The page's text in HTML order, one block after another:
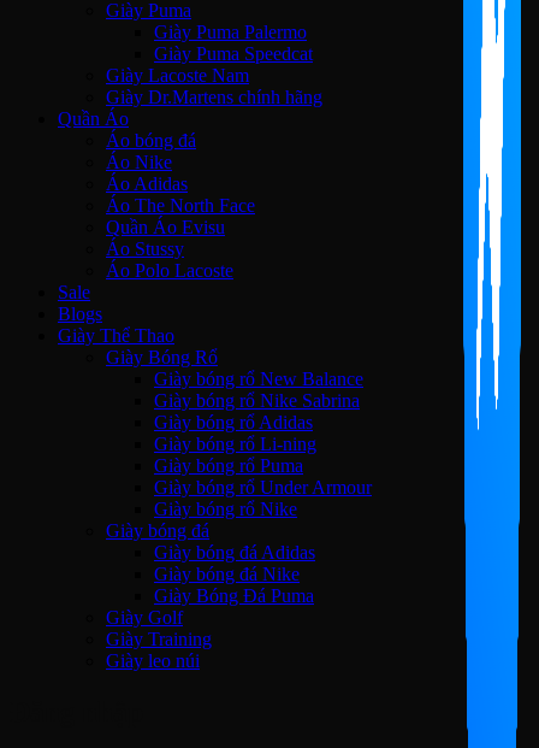
Giày Puma
Giày Puma Palermo
Giày Puma Speedcat
Giày Lacoste Nam
Giày Dr.Martens chính hãng
Quần Áo
Áo bóng đá
Áo Nike
Áo Adidas
Áo The North Face
Quần Áo Evisu
Áo Stussy
Áo Polo Lacoste
Sale
Blogs
Giày Thể Thao
Giày Bóng Rổ
Giày bóng rổ New Balance
Giày bóng rổ Nike Sabrina
Giày bóng rổ Adidas
Giày bóng rổ Li-ning
Giày bóng rổ Puma
Giày bóng rổ Under Armour
Giày bóng rổ Nike
Giày bóng đá
Giày bóng đá Adidas
Giày bóng đá Nike
Giày Bóng Đá Puma
Giày Golf
Giày Training
Giày leo núi